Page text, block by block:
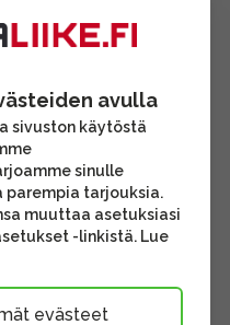
avulla
sivuston käytöstä
sinulle
tarjouksia.
muuttaa asetuksiasi
-linkistä. Lue
evästeet